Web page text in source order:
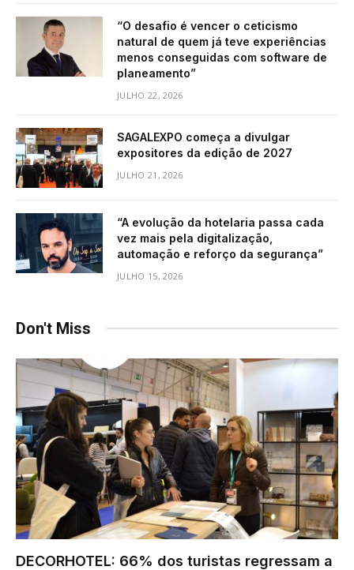
“O desafio é vencer o ceticismo
natural de quem já teve experiências
menos conseguidas com software de
planeamento”
JULHO 22, 2026
SAGALEXPO começa a divulgar
expositores da edição de 2027
JULHO 21, 2026
“A evolução da hotelaria passa cada
vez mais pela digitalização,
automação e reforço da segurança”
JULHO 15, 2026
Don't Miss
DECORHOTEL: 66% dos turistas regressam a